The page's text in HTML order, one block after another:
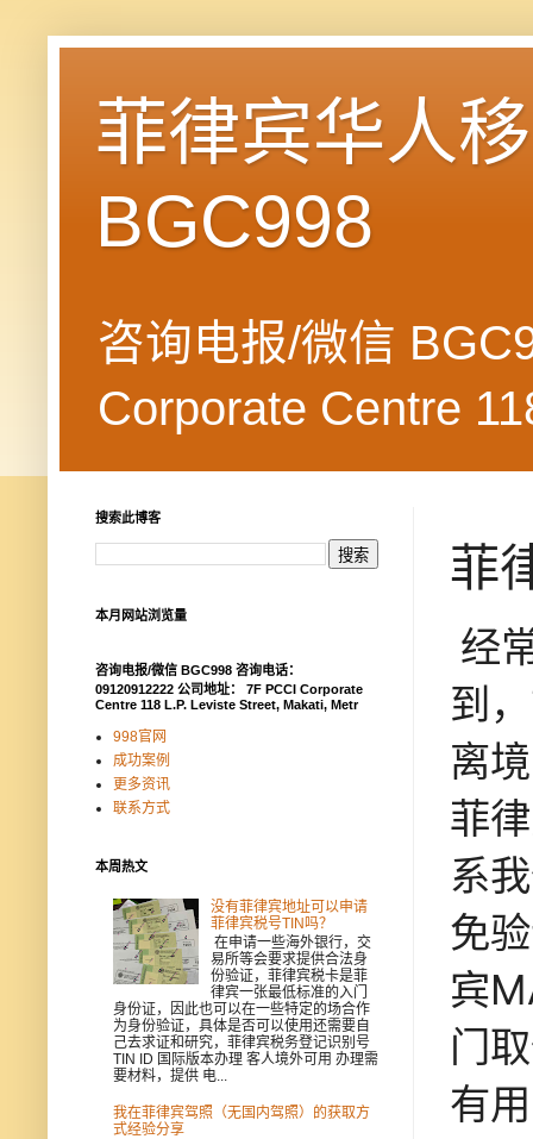
菲律宾华人
BGC998
咨询电报/微信
Corporate Centre
菲
经
到
离
菲
系
免
宾
门
有
搜索此博客
本月网站浏览量
咨询电报/微信 BGC998 咨询电话：
09120912222 公司地址： 7F PCCI Corporate
Centre 118 L.P. Leviste Street, Makati, Metr
998官网
成功案例
更多资讯
联系方式
本周热文
没有菲律宾地址可以申请
菲律宾税号TIN吗？
在申请一些海外银行，交
易所等会要求提供合法身
份验证，菲律宾税卡是菲
律宾一张最低标准的入门
身份证，因此也可以在一些特定的场合作
为身份验证，具体是否可以使用还需要自
己去求证和研究，菲律宾税务登记识别号
TIN ID 国际版本办理 客人境外可用 办理需
要材料，提供 电...
我在菲律宾驾照（无国内驾照）的获取方
式经验分享